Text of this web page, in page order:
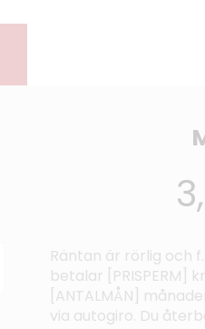
Räntan är rörlig och
betalar [PRISPERM]
[ANTALMÅN]
via autogiro. Du